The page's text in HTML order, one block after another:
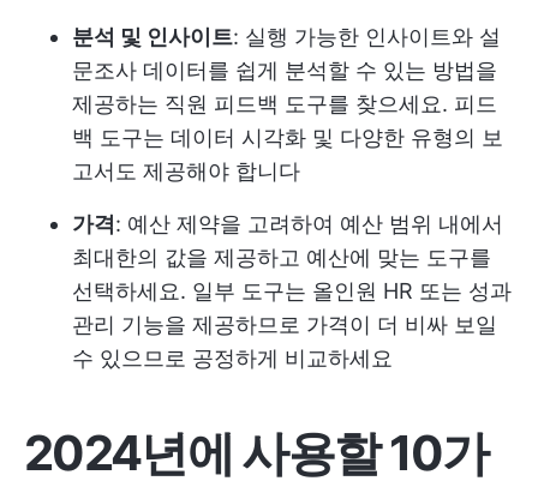
분석 및 인사이트: 실행 가능한 인사이트와 설
문조사 데이터를 쉽게 분석할 수 있는 방법을
제공하는 직원 피드백 도구를 찾으세요. 피드
백 도구는 데이터 시각화 및 다양한 유형의 보
고서도 제공해야 합니다
가격 : 예산 제약을 고려하여 예산 범위 내에서
최대한의 값을 제공하고 예산에 맞는 도구를
선택하세요. 일부 도구는 올인원 HR 또는 성과
관리 기능을 제공하므로 가격이 더 비싸 보일
수 있으므로 공정하게 비교하세요
2024년에 사용할 10가